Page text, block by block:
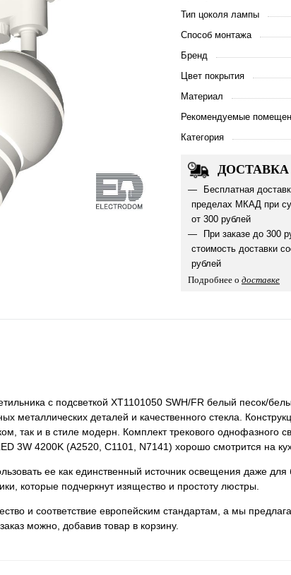
Тип цоколя лампы
Способ монтажа
Бренд
Цвет покрытия
Материал
Рекомендуемые
Категория
ДОСТАВКА
Бесплатная
пределах МКАД при
от 300 рублей
При заказе до 300
стоимость доставки
рублей
Подробнее о доставке
с подсветкой XT1101050 SWH/FR белый песок/
металлических деталей и качественного стекла.
так и в стиле модерн. Комплект трекового однофазного
3W 4200K (A2520, C1101, N7141) хорошо смотрится на
ее как единственный источник освещения даже
которые подчеркнут изящество и простоту люстры.
и соответствие европейским стандартам, а мы
можно, добавив товар в корзину.